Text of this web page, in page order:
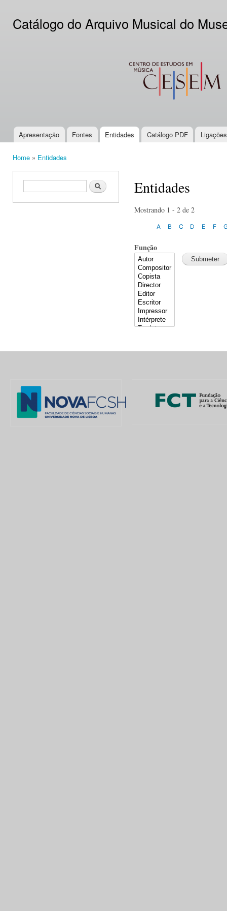
Catálogo do Arquivo Musical do
CESEM
Main menu
Apresentação Fontes Entidades Catálogo PDF
Home » Entidades
Search form Search Entidades
Mostrando 1 - 2 de 2
A B C D E F
Função